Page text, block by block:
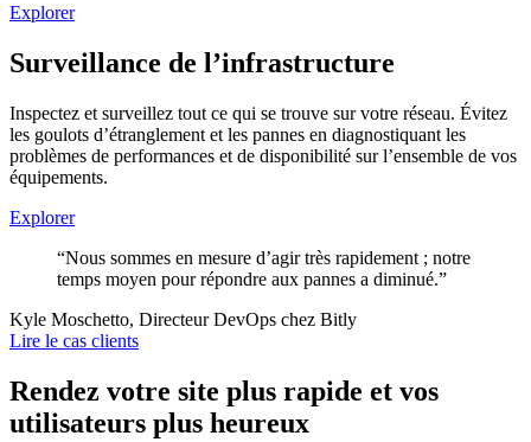
Explorer
Surveillance de l’infrastructure
Inspectez et surveillez tout ce qui se trouve sur votre réseau. Évitez
les goulots d’étranglement et les pannes en diagnostiquant les
problèmes de performances et de disponibilité sur l’ensemble de vos
équipements.
Explorer
“Nous sommes en mesure d’agir très rapidement ; notre
temps moyen pour répondre aux pannes a diminué.”
Kyle Moschetto, Directeur DevOps chez Bitly
Lire le cas clients
Rendez votre site plus rapide et vos
utilisateurs plus heureux